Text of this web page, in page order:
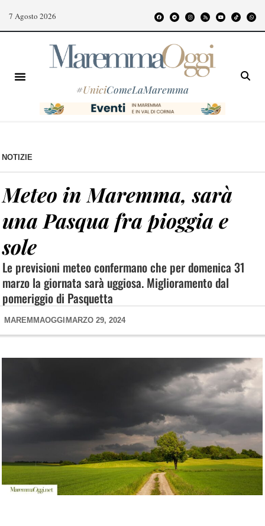
7 Agosto 2026
#UniciComeLaMaremma
NOTIZIE
Meteo in Maremma, sarà
una Pasqua fra pioggia e
sole
Le previsioni meteo confermano che per domenica 31
marzo la giornata sarà uggiosa. Miglioramento dal
pomeriggio di Pasquetta
MAREMMAOGGI MARZO 29, 2024